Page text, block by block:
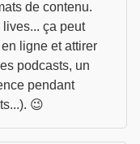
de contenu.
ça peut
ligne et attirer
podcasts, un
pendant
😉